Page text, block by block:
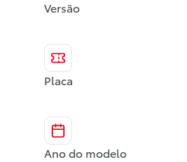
Versão
Placa
Ano do modelo